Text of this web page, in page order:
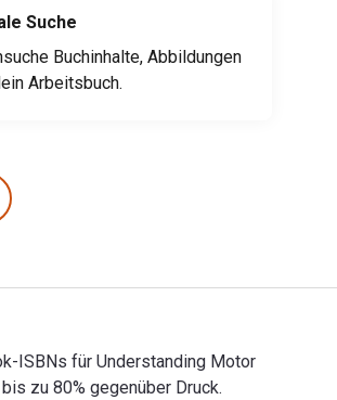
Suche
Buchinhalte, Abbildungen
Arbeitsbuch.
ISBNs für Understanding Motor
zu 80% gegenüber Druck.